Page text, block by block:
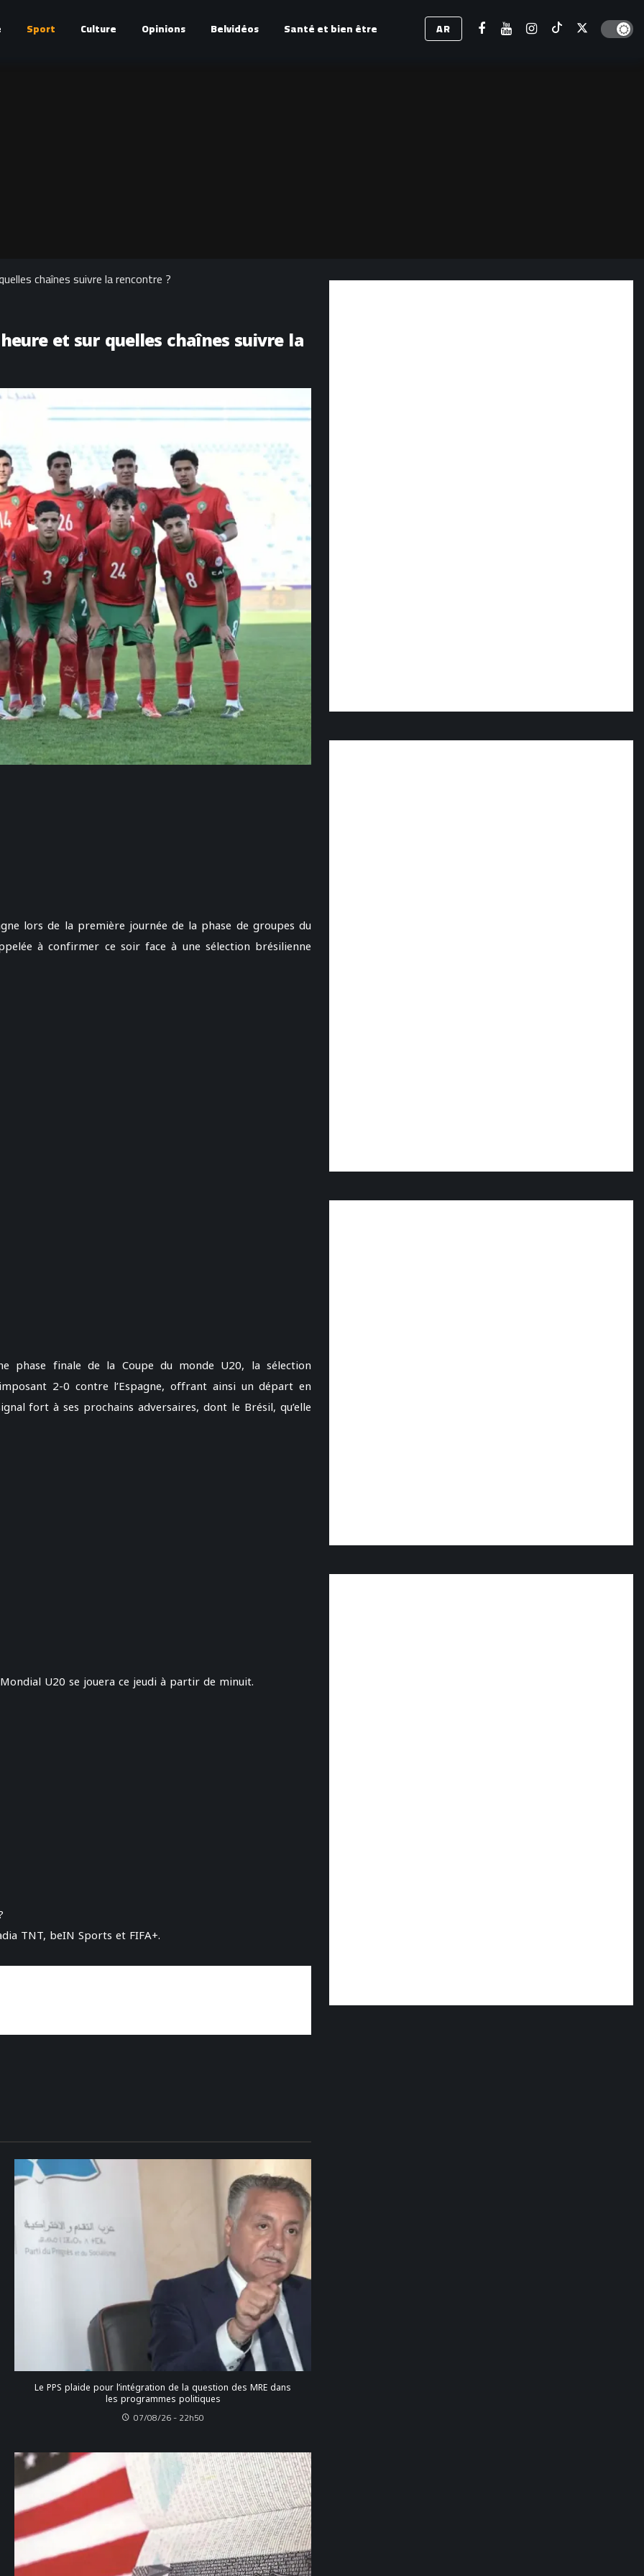
Sport Culture Opinions Belvidéos Santé et bien être AR Dark
chaînes suivre la rencontre ?
et sur quelles chaînes suivre la
lors de la première journée de la phase de groupes du
à confirmer ce soir face à une sélection brésilienne
phase finale de la Coupe du monde U20, la sélection
2-0 contre l’Espagne, offrant ainsi un départ en
fort à ses prochains adversaires, dont le Brésil, qu’elle
U20 se jouera ce jeudi à partir de minuit.
TNT, beIN Sports et FIFA+.
Le PPS plaide pour l’intégration de la question des MRE dans
les programmes politiques
07/08/26 - 22h50